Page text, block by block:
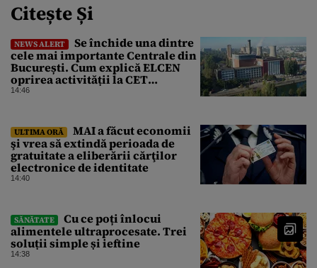
Citește Și
NEWS ALERT
Se închide una dintre
cele mai importante Centrale din
București. Cum explică ELCEN
oprirea activității la CET
Grozăvești
14:46
ULTIMA ORĂ
MAI a făcut economii
şi vrea să extindă perioada de
gratuitate a eliberării cărţilor
electronice de identitate
14:40
SĂNĂTATE
Cu ce poți înlocui
alimentele ultraprocesate. Trei
soluții simple și ieftine
14:38